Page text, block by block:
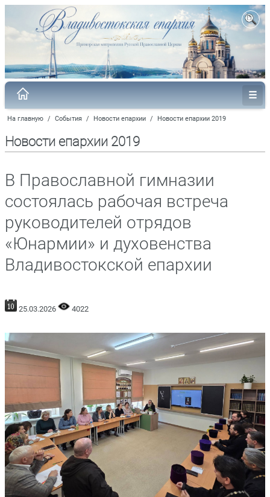
На главную / События / Новости епархии / Новости епархии 2019
Новости епархии 2019
В Православной гимназии
состоялась рабочая встреча
руководителей отрядов
«Юнармии» и духовенства
Владивостокской епархии
25.03.2026 4022